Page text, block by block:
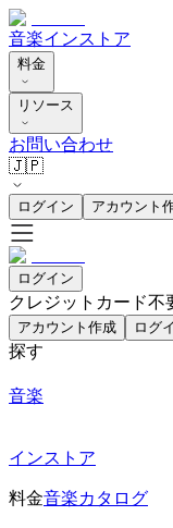
音楽インストア
料金
リソース
お問い合わせ
🇯🇵
ログイン アカウント
ログイン
クレジットカード不
アカウント作成 ログ
探す
音楽
インストア
料金音楽カタログ